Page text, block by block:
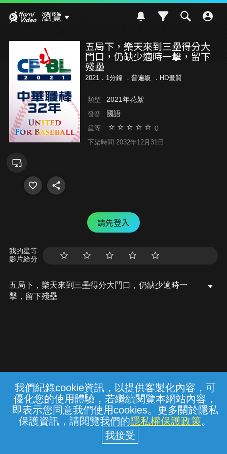
我們紀錄cookie資訊，以提供客製化內容，可
優化您的使用體驗，若繼續閱覽本網站內容，
即表示您同意我們使用cookies。更多關於隱私
保護資訊，請閱覽我們的隱私權保護政策。
瀏覽
五局下，樂天來到三壘得分大
門口，仍缺少適時一擊，留下
殘壘
2021．1分鐘 ． 普遍級 ．HD畫質
類型 2021年花絮
發音 國語
星等 0
下架時間 2032年12月31日
請先登入
我的星等
影片給分
五局下，樂天來到三壘得分大門口，仍缺少適時一
擊，留下殘壘
常見問題 線上客服 服務條款 隱私權保護
中華電信股份有限公司個人家庭分公司
(統一編號：96979949) © 2026
{{notifyMsg}}